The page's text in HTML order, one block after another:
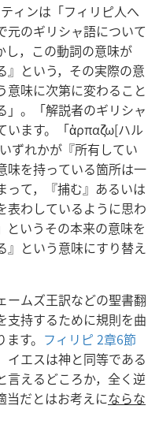
ィンは「フィリピ人へ
元のギリシャ語について
し，この動詞の意味が
』という，その実際の意
意味に次第に変わること
」。「解説者のギリシャ
います。「ἁρπάζω[ハル
ずれかが『所有してい
味を持っている箇所は一
って，『捕む』あるいは
表わしているように思わ
というその本来の意味を
』という意味にすり替え
ームズ王訳などの聖書翻
支持するために規則を曲
す。 フィリピ 2章6節
イエスは神と同等である
言えるどころか，全く逆
当だとはお考えにならな